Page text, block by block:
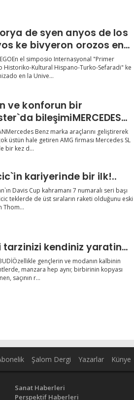
de syen anyos de los
ke bivyeron orozos en
HaydarpaşaResu
el simposio Internasyonal "Primer
Historiko-Kultural Hispano-Turko-Sefaradi" ke
en la Unive...
ve konforun bir
bileşimiMERCEDES
AMG
Benz marka araçlarını geliştirerek
üstün hale getiren AMG firması Mercedes SL
bir kez d...
kariyerinde bir ilk!..
Davis Cup kahramanı 7 numaralı seri başı
teklerde de üst sıraların raketi olduğunu eski
Thom...
tarzinizi kendiniz yaratin…
gençlerin ve modanın kalbinin
manzara hep aynı; birbirinin kopyası
saçının r...
Şalom Dergi Yazarlar Künye
Sanat Haberleri
Perspektif Haberleri